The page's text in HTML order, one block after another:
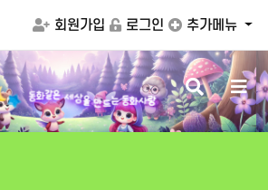
회원가입 로그인 추가메뉴
동화같은 세상을 만드는 동화사랑
검
색
버
튼
메
뉴
버
튼